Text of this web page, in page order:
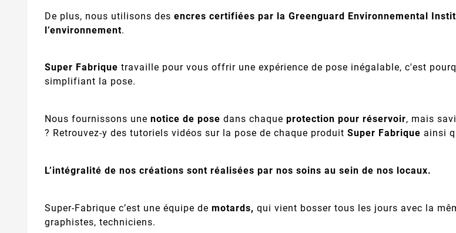
De plus, nous utilisons des encres certifiées par la Greenguard Environnemental
l’environnement.
Super Fabrique travaille pour vous offrir une expérience de pose inégalable, c'est
simplifiant la pose.
Nous fournissons une notice de pose dans chaque protection pour réservoir, mais
? Retrouvez-y des tutoriels vidéos sur la pose de chaque produit Super Fabrique ainsi
L’intégralité de nos créations sont réalisées par nos soins au sein de nos locaux.
Super-Fabrique c’est une équipe de motards, qui vient bosser tous les jours avec la
graphistes, techniciens.